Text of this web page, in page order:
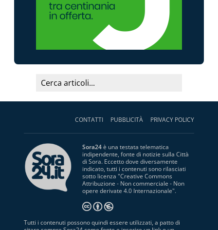
CONTATTI PUBBLICITÀ PRIVACY POLICY
Sora24è una testata telematica
indipendente, fonte di notizie sulla Città
di Sora. Eccetto dove diversamente
indicato, tutti i contenuti sono rilasciati
sotto licenza "Creative Commons
Attribuzione - Non commerciale - Non
opere derivate 4.0 Internazionale".
Tutti i contenuti possono quindi essere utilizzati, a patto di